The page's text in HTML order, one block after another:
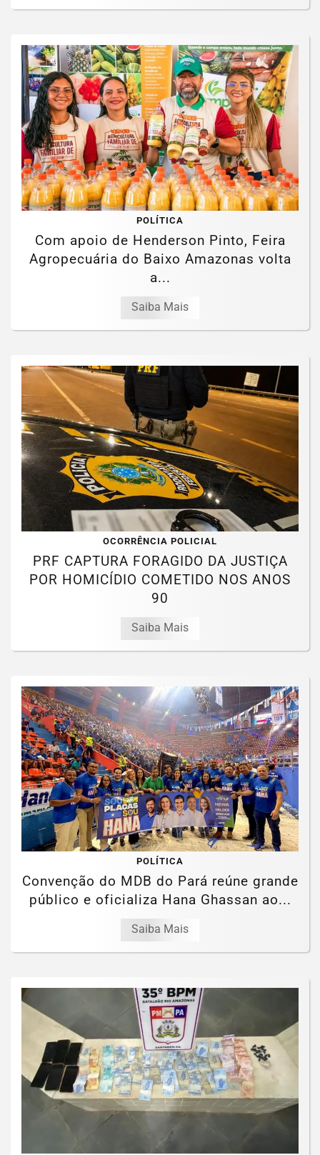
POLÍTICA
Com apoio de Henderson Pinto, Feira
Agropecuária do Baixo Amazonas volta
a...
Saiba Mais
OCORRÊNCIA POLICIAL
PRF CAPTURA FORAGIDO DA JUSTIÇA
POR HOMICÍDIO COMETIDO NOS ANOS
90
Saiba Mais
POLÍTICA
Convenção do MDB do Pará reúne grande
público e oficializa Hana Ghassan ao...
Saiba Mais